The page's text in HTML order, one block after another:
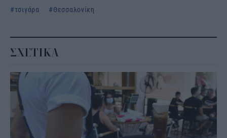
τσιγάρα
Θεσσαλονίκη
ΣΧΕΤΙΚΑ